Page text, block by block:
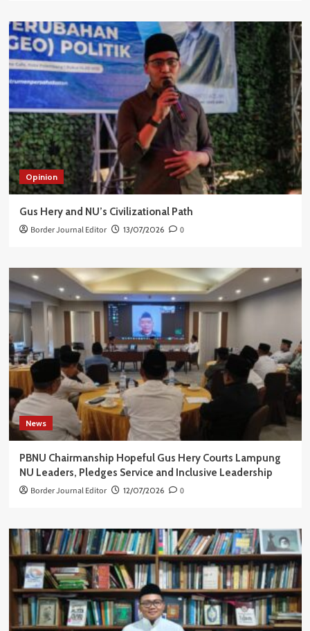
Opinion
Gus Hery and NU’s Civilizational Path
Border Journal Editor 13/07/2026 0
News
PBNU Chairmanship Hopeful Gus Hery Courts Lampung
NU Leaders, Pledges Service and Inclusive Leadership
Border Journal Editor 12/07/2026 0